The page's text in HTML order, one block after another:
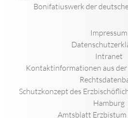
Bonifatiuswerk der
Impressum
Intranet
Kontaktinformationen aus
Schutzkonzept des
Hamburg
Amtsblatt